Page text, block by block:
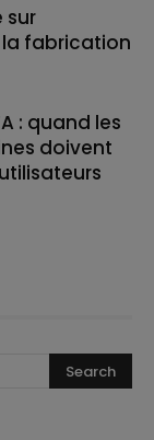
sur
la fabrication
: quand les
doivent